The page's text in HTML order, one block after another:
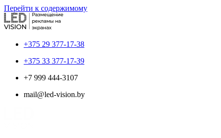
Перейти к содержимому
+375 29 377-17-38
+375 33 377-17-39
+7 999 444-3107
mail@led-vision.by